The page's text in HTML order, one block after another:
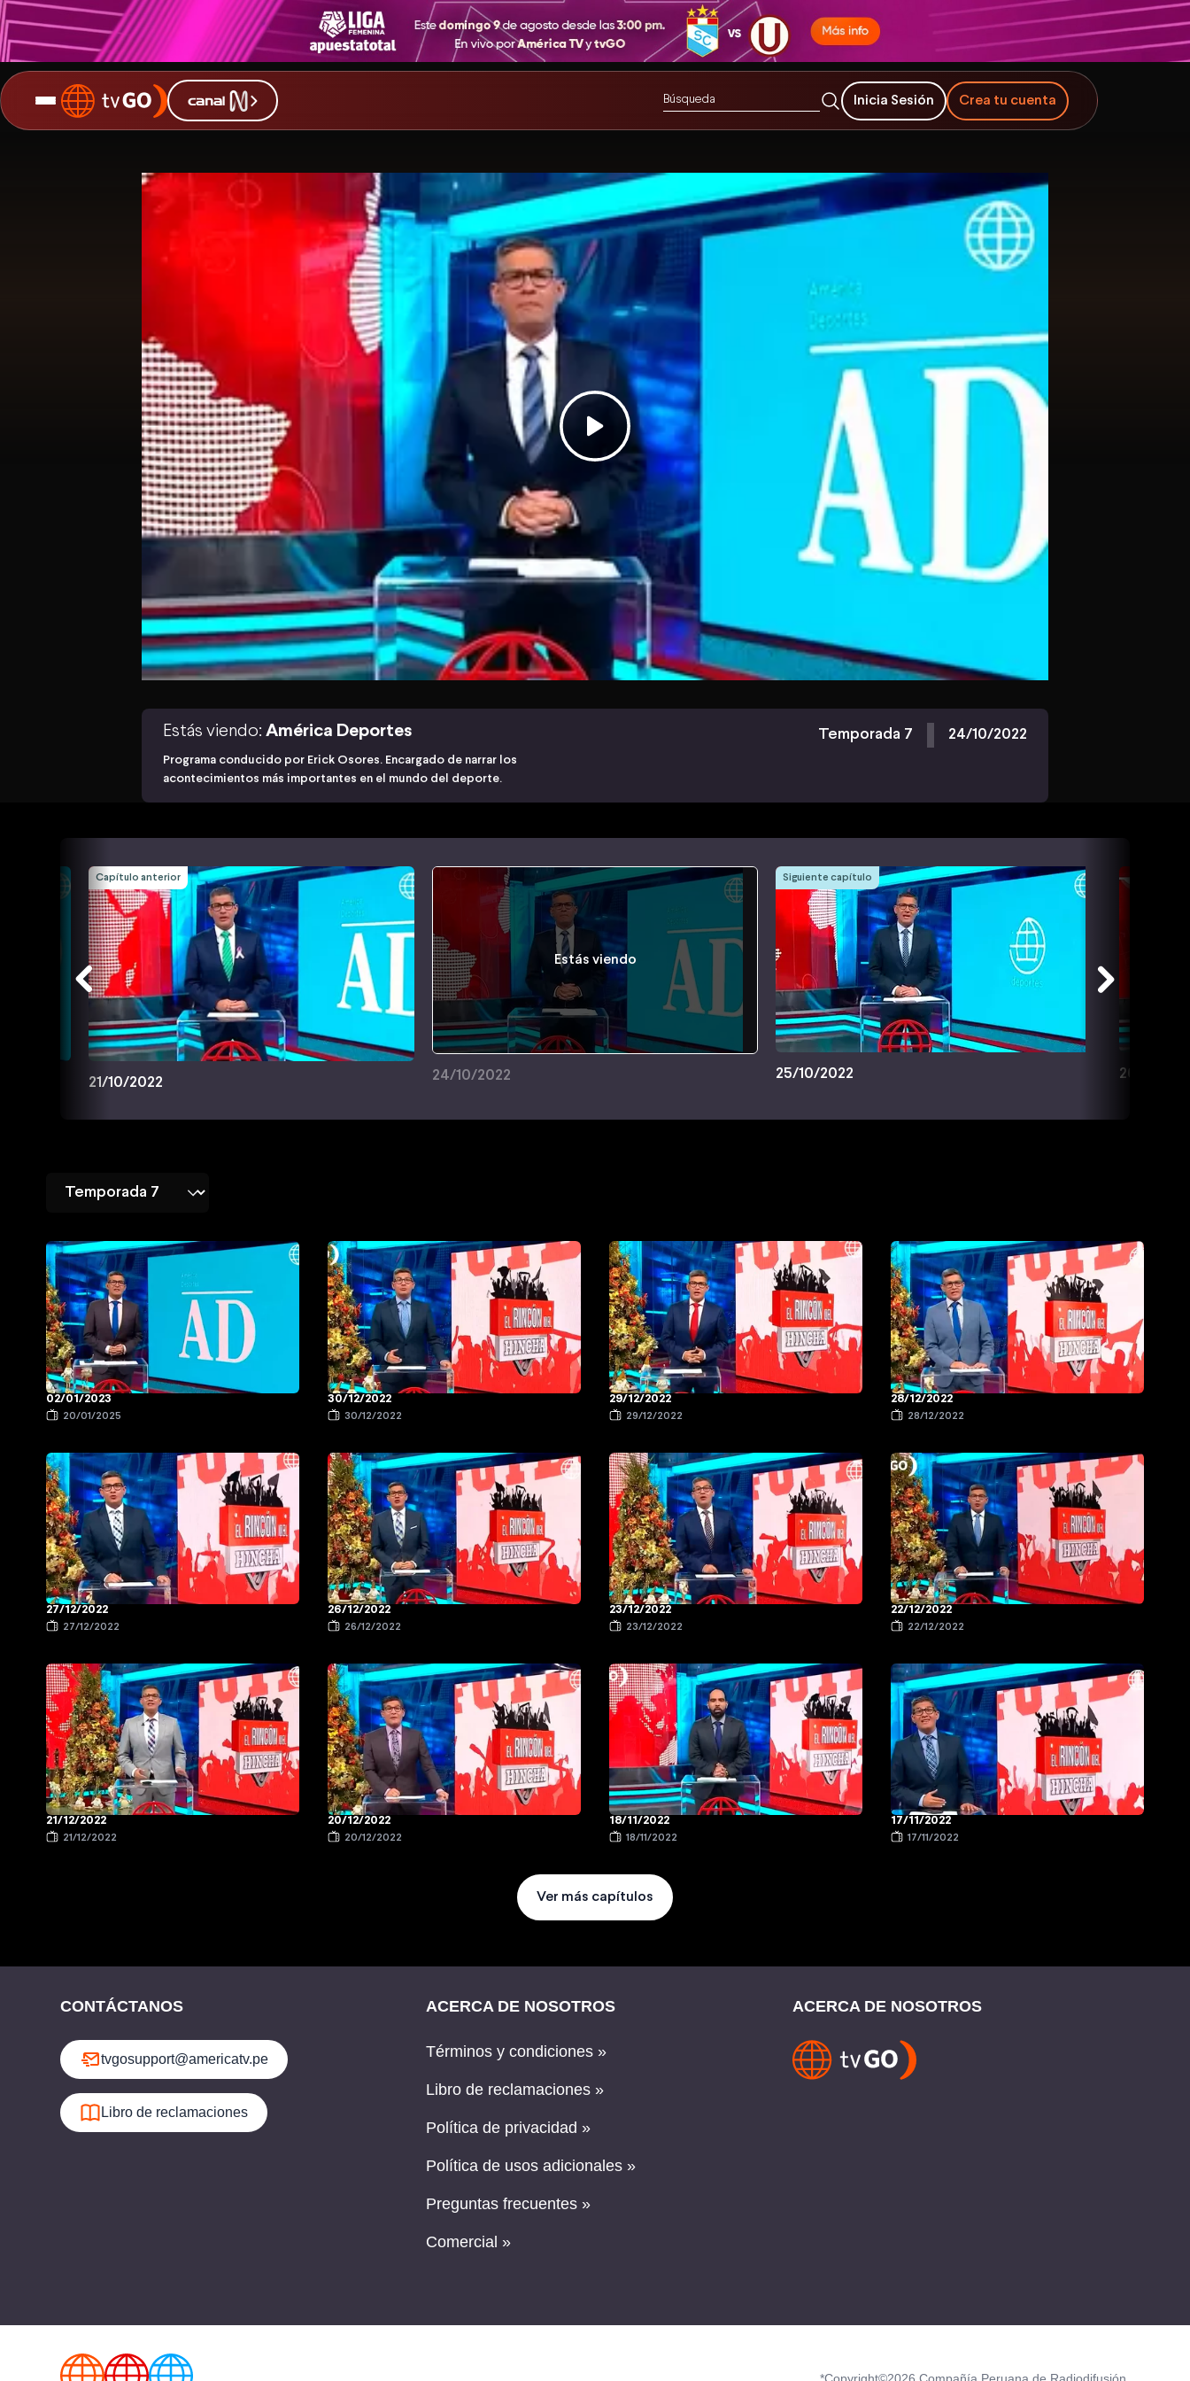
Inicia Sesión Crea tu cuenta
Estás viendo: América Deportes
Programa conducido por Erick Osores. Encargado de narrar los
acontecimientos más importantes en el mundo del deporte.
Temporada 7 24/10/2022
Capítulo anterior
21/10/2022
Estás viendo
24/10/2022
Siguiente capítulo
25/10/2022 26/10/
02/01/2023
20/01/2025
30/12/2022
30/12/2022
29/12/2022
29/12/2022
28/12/2022
28/12/2022
27/12/2022
27/12/2022
26/12/2022
26/12/2022
23/12/2022
23/12/2022
22/12/2022
22/12/2022
21/12/2022
21/12/2022
20/12/2022
20/12/2022
18/11/2022
18/11/2022
17/11/2022
17/11/2022
Ver más capítulos
CONTÁCTANOS
tvgosupport@americatv.pe
Libro de reclamaciones
ACERCA DE NOSOTROS
Términos y condiciones »
Libro de reclamaciones »
Política de privacidad »
Política de usos adicionales »
Preguntas frecuentes »
Comercial »
ACERCA DE NOSOTROS